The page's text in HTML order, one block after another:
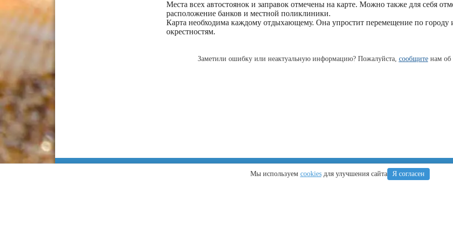
Места всех автостоянок и заправок отмечены на карте. Можно также для себя
расположение банков и местной поликлиники.
Карта необходима каждому отдыхающему. Она упростит перемещение по городу
окрестностям.
Заметили ошибку или неактуальную информацию? Пожалуйста, сообщитенам об
Крым Регионы
Мы используем cookiesдля улучшения сайта Я согласен